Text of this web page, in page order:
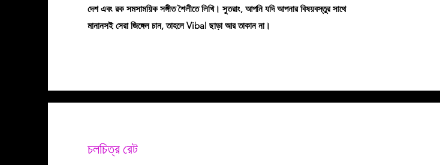
দেশ এবং রক সমসাময়িক সঙ্গীত শৈলীতে লিখি। সুতরাং, আপনি যদি আপনার বিষয়বস্তুর সাথে
মানানসই সেরা জিঙ্গেল চান, তাহলে Vibal ছাড়া আর তাকান না।
চলচিত্র রেট